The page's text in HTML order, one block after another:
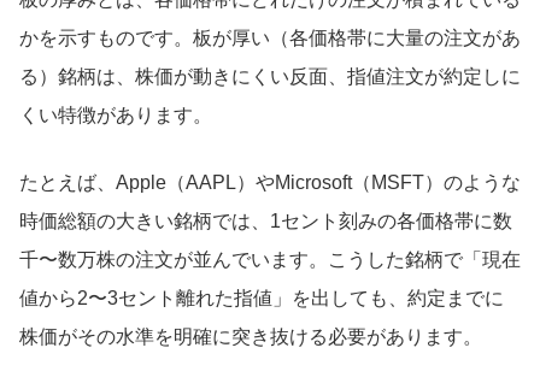
かを示すものです。板が厚い（各価格帯に大量の注文があ
る）銘柄は、株価が動きにくい反面、指値注文が約定しに
くい特徴があります。
たとえば、Apple（AAPL）やMicrosoft（MSFT）のような
時価総額の大きい銘柄では、1セント刻みの各価格帯に数
千〜数万株の注文が並んでいます。こうした銘柄で「現在
値から2〜3セント離れた指値」を出しても、約定までに
株価がその水準を明確に突き抜ける必要があります。